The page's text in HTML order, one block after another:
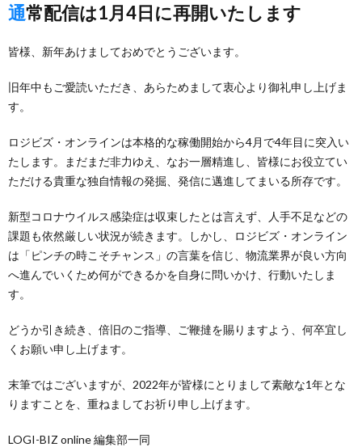
通常配信は1月4日に再開いたします
皆様、新年あけましておめでとうございます。
旧年中もご愛読いただき、あらためまして衷心より御礼申し上げま
す。
ロジビズ・オンラインは本格的な稼働開始から4月で4年目に突入い
たします。まだまだ非力ゆえ、なお一層精進し、皆様にお役立てい
ただける貴重な独自情報の発掘、発信に邁進してまいる所存です。
新型コロナウイルス感染症は収束したとは言えず、人手不足などの
課題も依然厳しい状況が続きます。しかし、ロジビズ・オンライン
は「ピンチの時こそチャンス」の言葉を信じ、物流業界が良い方向
へ進んでいくため何ができるかを自身に問いかけ、行動いたしま
す。
どうか引き続き、倍旧のご指導、ご鞭撻を賜りますよう、何卒宜し
くお願い申し上げます。
末筆ではございますが、2022年が皆様にとりまして素敵な1年とな
りますことを、重ねましてお祈り申し上げます。
LOGI-BIZ online 編集部一同